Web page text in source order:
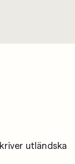
utländska